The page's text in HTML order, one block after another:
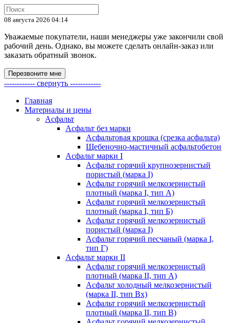
08 августа 2026 04:14
Уважаемые покупатели, наши менеджеры уже закончили свой
рабочий день. Однако, вы можете сделать онлайн-заказ или
заказать обратный звонок.
Перезвоните мне
------------ свернуть ------------
Главная
Материалы и цены
Асфальт
Асфальт без марки
Асфальтовая крошка (срезка асфальта)
Щебеночно-мастичный асфальтобетон
Асфальт марки I
Асфальт горячий крупнозернистый
пористый (марка I)
Асфальт горячий мелкозернистый
плотный (марка I, тип А)
Асфальт горячий мелкозернистый
плотный (марка I, тип Б)
Асфальт горячий мелкозернистый
пористый (марка I)
Асфальт горячий песчаный (марка I,
тип Г)
Асфальт марки II
Асфальт горячий мелкозернистый
плотный (марка II, тип А)
Асфальт холодный мелкозернистый
(марка II, тип Вх)
Асфальт горячий мелкозернистый
плотный (марка II, тип В)